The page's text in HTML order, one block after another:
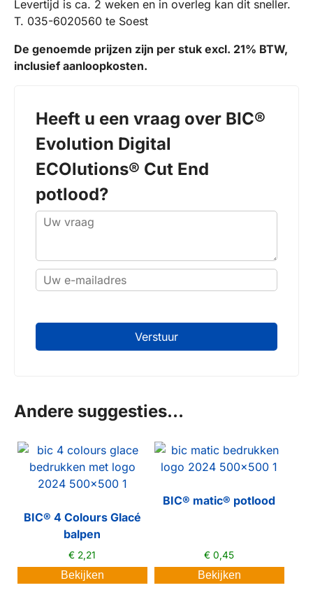
Levertijd is ca. 2 weken en in overleg kan dit sneller.
T. 035-6020560 te Soest
De genoemde prijzen zijn per stuk excl. 21% BTW,
inclusief aanloopkosten.
Heeft u een vraag over BIC®
Evolution Digital
ECOlutions® Cut End
potlood?
Andere suggesties…
BIC® 4 Colours Glacé
balpen
€ 2,21
Bekijken
BIC® matic® potlood
€ 0,45
Bekijken